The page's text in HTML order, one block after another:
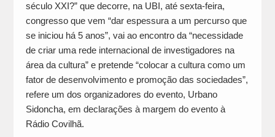
século XXI?” que decorre, na UBI, até sexta-feira,
congresso que vem “dar espessura a um percurso que
se iniciou há 5 anos”, vai ao encontro da “necessidade
de criar uma rede internacional de investigadores na
área da cultura” e pretende “colocar a cultura como um
fator de desenvolvimento e promoção das sociedades”,
refere um dos organizadores do evento, Urbano
Sidoncha, em declarações à margem do evento à
Rádio Covilhã.